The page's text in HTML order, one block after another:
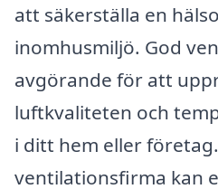
att säkerställa en
inomhusmiljö. God
avgörande för att
luftkvaliteten och
i ditt hem eller
ventilationsfirma kan